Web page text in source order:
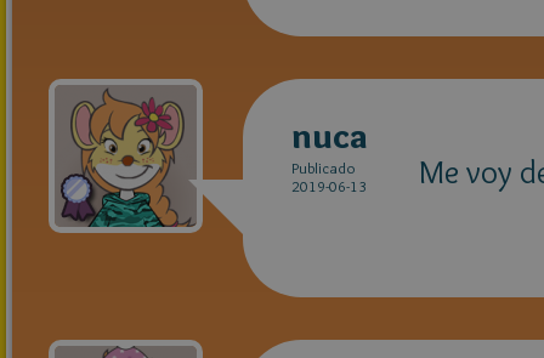
nuca
Publicado
2019-06-13
Me voy